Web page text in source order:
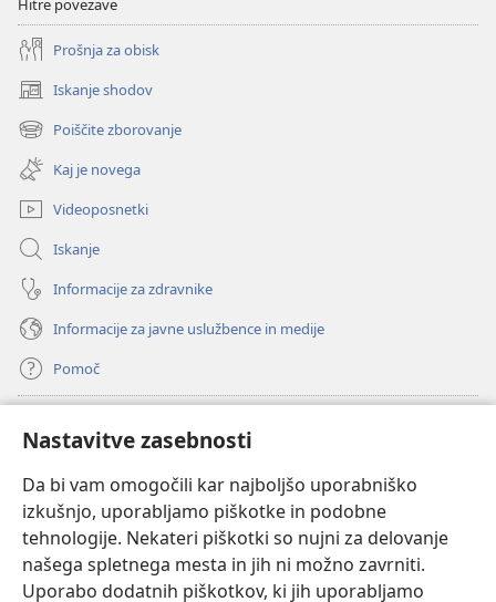
Nastavitve zasebnosti
Da bi vam omogočili kar najboljšo uporabniško
izkušnjo, uporabljamo piškotke in podobne
tehnologije. Nekateri piškotki so nujni za delovanje
našega spletnega mesta in jih ni možno zavrniti.
Uporabo dodatnih piškotkov, ki jih uporabljamo
Hitre povezave
Prošnja za obisk
Iskanje shodov
(odpre
novo
okno)
Poiščite zborovanje
(odpre
novo
okno)
Kaj je novega
Videoposnetki
Iskanje
Informacije za zdravnike
Informacije za javne uslužbence in medije
Pomoč
(odpre
novo
okno) Watchtowerjeva SPLETNA KNJIŽNICA™
(odpre
novo
okno) JW Hub
(odpre
novo
okno)JW Library